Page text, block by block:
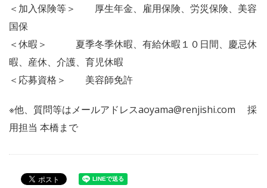
＜加入保険等＞ 厚生年金、雇用保険、労災保険、美容
国保
＜休暇＞ 夏季冬季休暇、有給休暇１０日間、慶忌休
暇、産休、介護、育児休暇
＜応募資格＞ 美容師免許
※他、質問等はメールアドレスaoyama@renjishi.com 採
用担当 本橋まで